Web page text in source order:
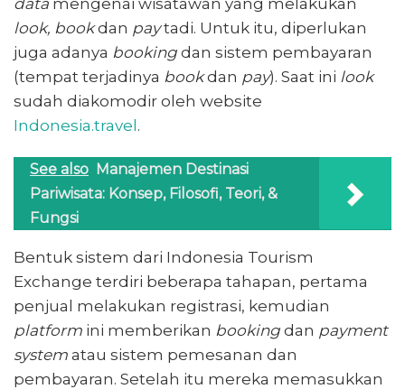
look, bookdan paytadi. Untuk itu, diperlukan
juga adanya booking dan sistem pembayaran
(tempat terjadinya bookdan pay). Saat ini look
sudah diakomodir oleh website
Indonesia.travel.
See also Manajemen Destinasi
Pariwisata: Konsep, Filosofi, Teori, &
Fungsi
Bentuk sistem dari Indonesia Tourism
Exchange terdiri beberapa tahapan, pertama
penjual melakukan registrasi, kemudian
platform ini memberikan booking dan payment
system atau sistem pemesanan dan
pembayaran. Setelah itu mereka memasukkan